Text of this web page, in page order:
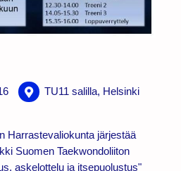
TU11 salilla, Helsinki
Harrastevaliokunta järjestää
Suomen Taekwondoliiton
askelottelu ja itsepuolustus"